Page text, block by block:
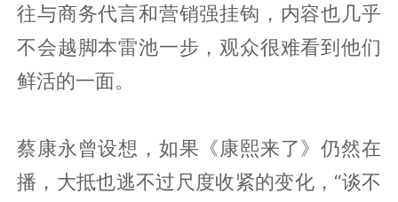
往与商务代言和营销强挂钩，内容也几乎
不会越脚本雷池一步，观众很难看到他们
鲜活的一面。
蔡康永曾设想，如果《康熙来了》仍然在
播，大抵也逃不过尺度收紧的变化，“谈不